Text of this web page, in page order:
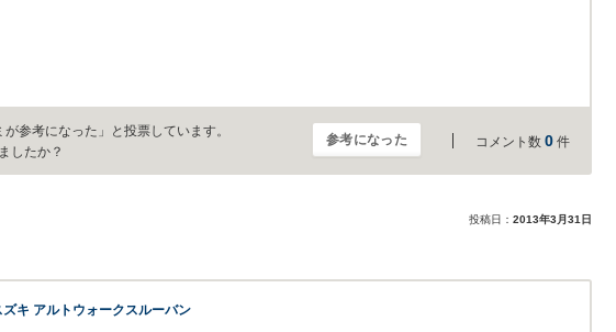
参考になった」と投票しています。
したか？
参考になった コメント数 0 件
投稿日： 2013年3月31日
ズキ アルトウォークスルーバン